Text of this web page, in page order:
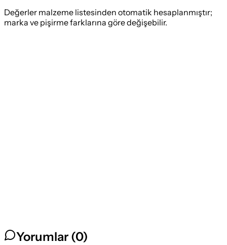
Değerler malzeme listesinden otomatik hesaplanmıştır;
marka ve pişirme farklarına göre değişebilir.
Yorumlar (0)